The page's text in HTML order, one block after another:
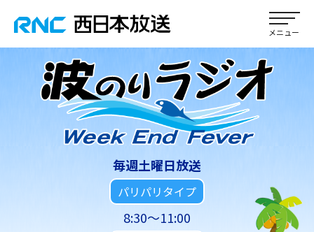
毎週土曜日放送
パリパリタイプ
8:30～11:00